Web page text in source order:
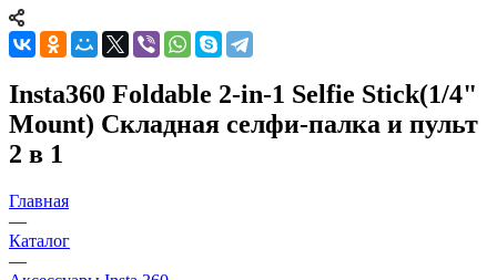
Insta360 Foldable 2-in-1 Selfie Stick(1/4"
Mount) Складная селфи-палка и пульт
2 в 1
Главная
—
Каталог
—